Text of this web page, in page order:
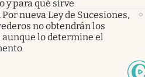
y para qué sirve
Por nueva Ley de Sucesiones,
no obtendrán los
aunque lo determine el